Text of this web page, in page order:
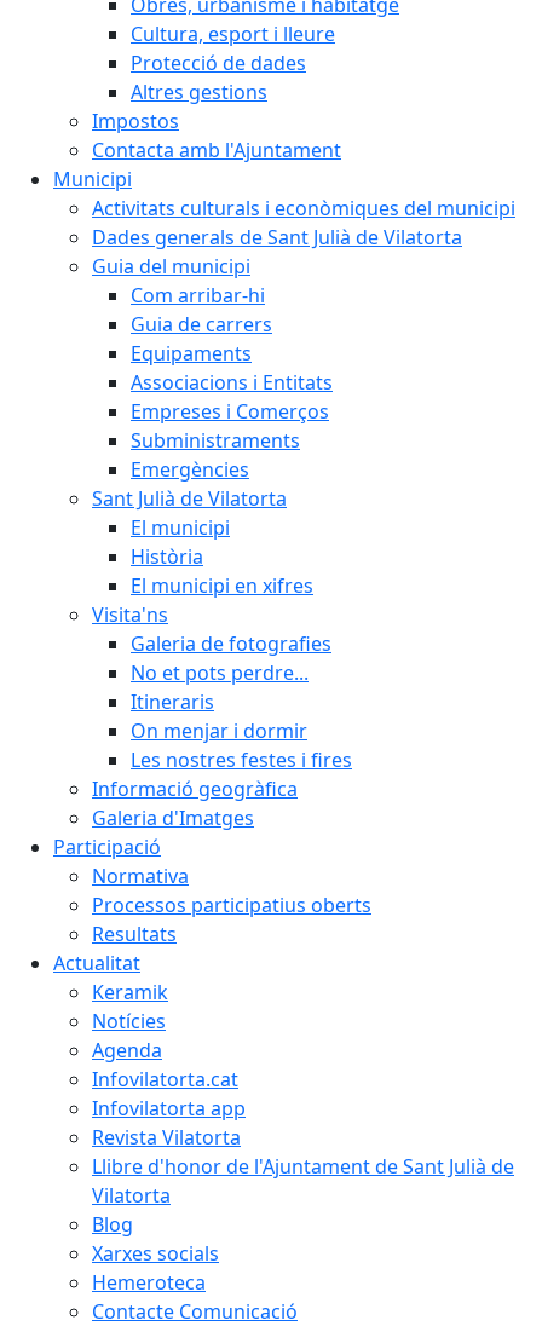
Cultura, esport i lleure
Protecció de dades
Altres gestions
Impostos
Contacta amb l'Ajuntament
Municipi
Activitats culturals i econòmiques del municipi
Dades generals de Sant Julià de Vilatorta
Guia del municipi
Com arribar-hi
Guia de carrers
Equipaments
Associacions i Entitats
Empreses i Comerços
Subministraments
Emergències
Sant Julià de Vilatorta
El municipi
Història
El municipi en xifres
Visita'ns
Galeria de fotografies
No et pots perdre...
Itineraris
On menjar i dormir
Les nostres festes i fires
Informació geogràfica
Galeria d'Imatges
Participació
Normativa
Processos participatius oberts
Resultats
Actualitat
Keramik
Notícies
Agenda
Infovilatorta.cat
Infovilatorta app
Revista Vilatorta
Llibre d'honor de l'Ajuntament de Sant Julià de
Vilatorta
Blog
Xarxes socials
Hemeroteca
Contacte Comunicació